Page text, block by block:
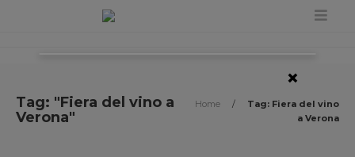
Tag: "Fiera del vino a
Verona"
Home /
Tag: Fiera del vino
a Verona
×